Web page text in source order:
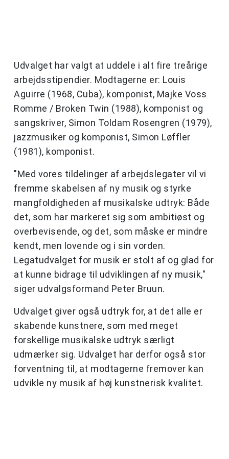
Udvalget har valgt at uddele i alt fire treårige
arbejdsstipendier. Modtagerne er: Louis
Aguirre (1968, Cuba), komponist, Majke Voss
Romme / Broken Twin (1988), komponist og
sangskriver, Simon Toldam Rosengren (1979),
jazzmusiker og komponist, Simon Løffler
(1981), komponist.
"Med vores tildelinger af arbejdslegater vil vi
fremme skabelsen af ny musik og styrke
mangfoldigheden af musikalske udtryk: Både
det, som har markeret sig som ambitiøst og
overbevisende, og det, som måske er mindre
kendt, men lovende og i sin vorden.
Legatudvalget for musik er stolt af og glad for
at kunne bidrage til udviklingen af ny musik,"
siger udvalgsformand Peter Bruun.
Udvalget giver også udtryk for, at det alle er
skabende kunstnere, som med meget
forskellige musikalske udtryk særligt
udmærker sig. Udvalget har derfor også stor
forventning til, at modtagerne fremover kan
udvikle ny musik af høj kunstnerisk kvalitet.